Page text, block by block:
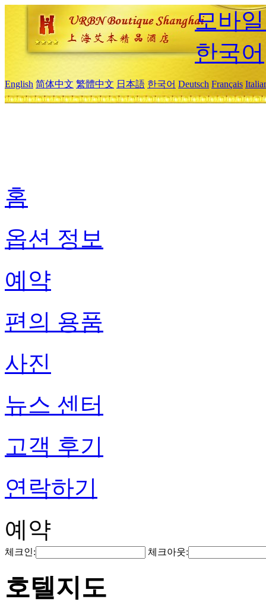
모바
한국어
English 简体中文 繁體中文 日本語 한국어 Deutsch Français
홈
옵션 정보
예약
편의 용품
사진
뉴스 센터
고객 후기
연락하기
예약
체크인: 체크아웃:
호텔지도